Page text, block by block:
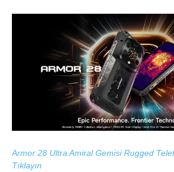
Armor 28 Ultra Amiral Gemisi Rugged
Tıklayın